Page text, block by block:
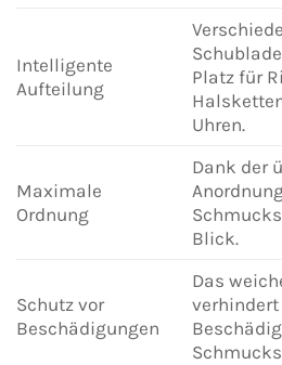
Intelligente
Aufteilung
Platz für
Uhren.
Maximale
Ordnung
Dank der
Blick.
Schutz vor
Beschädigungen
Das
verhindert